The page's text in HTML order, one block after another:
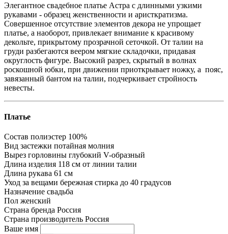
Элегантное свадебное платье Астра с длинными узкими
рукавами - образец женственности и аристкратизма.
Совершенное отсутствие элементов декора не упрощает
платье, а наоборот, привлекает внимание к красивому
декольте, прикрытому прозрачной сеточкой. От талии на
груди разбегаются веером мягкие складочки, придавая
округлость фигуре. Высокий разрез, скрытый в волнах
роскошной юбки, при движении приоткрывает ножку, а пояс,
завязанный бантом на талии, подчеркивает стройность
невесты.
Платье
Состав полиэстер 100%
Вид застежки потайная молния
Вырез горловины глубокий V-образный
Длина изделия 118 см от линии талии
Длина рукава 61 см
Уход за вещами бережная стирка до 40 градусов
Назначение свадьба
Пол женский
Страна бренда Россия
Страна производитель Россия
Ваше имя